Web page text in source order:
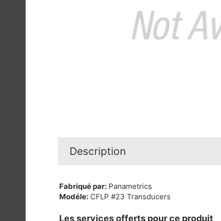
Description
Fabriqué par: Panametrics
Modéle: CFLP #23 Transducers
Les services offerts pour ce produit